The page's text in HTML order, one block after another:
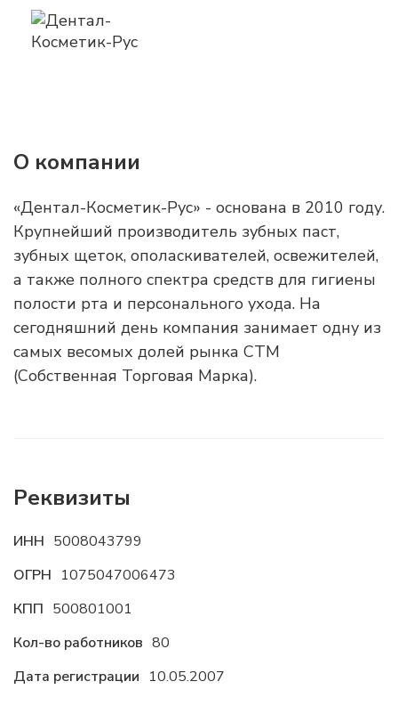
О компании
«Дентал-Косметик-Рус» - основана в 2010 году.
Крупнейший производитель зубных паст,
зубных щеток, ополаскивателей, освежителей,
а также полного спектра средств для гигиены
полости рта и персонального ухода. На
сегодняшний день компания занимает одну из
самых весомых долей рынка СТМ
(Собственная Торговая Марка).
Реквизиты
ИНН 5008043799
ОГРН 1075047006473
КПП 500801001
Кол-во работников 80
Дата регистрации 10.05.2007